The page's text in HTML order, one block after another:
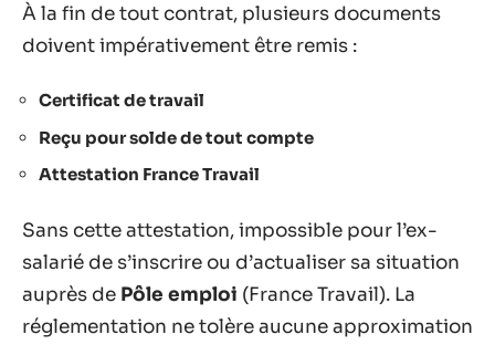
À la fin de tout contrat, plusieurs documents
doivent impérativement être remis :
Certificat de travail
Reçu pour solde de tout compte
Attestation France Travail
Sans cette attestation, impossible pour l’ex-
salarié de s’inscrire ou d’actualiser sa situation
auprès de Pôle emploi (France Travail). La
réglementation ne tolère aucune approximation